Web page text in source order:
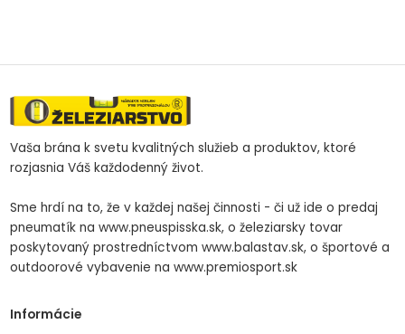
Vaša brána k svetu kvalitných služieb a produktov, ktoré
rozjasnia Váš každodenný život.
Sme hrdí na to, že v každej našej činnosti - či už ide o predaj
pneumatík na www.pneuspisska.sk, o železiarsky tovar
poskytovaný prostredníctvom www.balastav.sk, o športové a
outdoorové vybavenie na www.premiosport.sk
Informácie